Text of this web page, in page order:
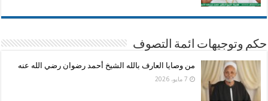
حكم وتوجيهات ائمة التصوف
من وصايا العارف بالله الشيخ أحمد رضوان رضي الله عنه
7 مايو، 2026